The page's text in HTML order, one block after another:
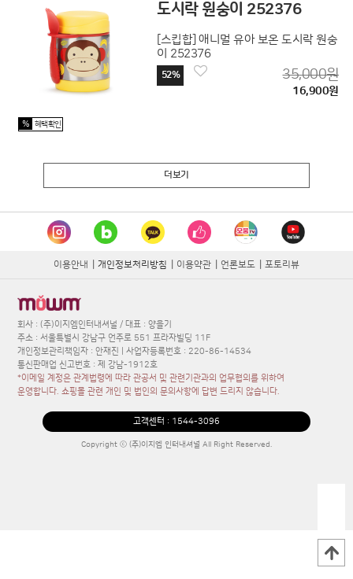
도시락 원숭이 252376
[스킵합] 애니멀 유아 보온 도시락 원숭
이 252376
52% 35,000원
16,900원
% 혜택확인
더보기
이용안내 개인정보처리방침 이용약관 언론보도 포토리뷰
회사 : (주)이지엠인터내셔널 / 대표 : 양을기
주소 : 서울특별시 강남구 언주로 551 프라자빌딩 11F
개인정보관리책임자 : 안재진 | 사업자등록번호 : 220-86-14534
통신판매업 신고번호 : 제 강남-1912호
*이메일 계정은 관계법령에 따라 관공서 및 관련기관과의 업무협의를 위하여
운영합니다. 쇼핑몰 관련 개인 및 법인의 문의사항에 답변 드리지 않습니다.
고객센터 : 1544-3096
Copyright ⓒ (주)이지엠 인터내셔널 All Right Reserved.